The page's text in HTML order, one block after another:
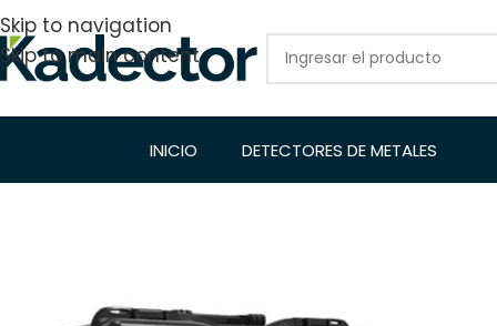
Skip to navigation
Skip to main content
INICIO DETECTORES DE METALES